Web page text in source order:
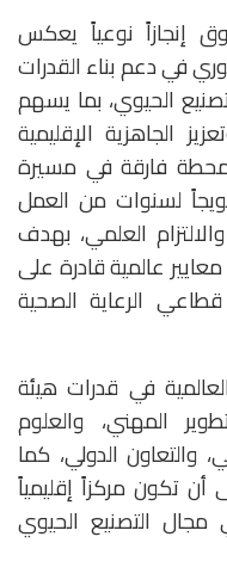
إنجازاً نوعياً يعكس
في دعم بناء القدرات
الحيوي، بما يسهم
الجاهزية الإقليمية
محطة فارقة في مسيرة
لسنوات من العمل
العلمي، بهدف
عالمية قادرة على
الرعاية الصحية
في قدرات هيئة
المهني، والعلوم
والتعاون الدولي، كما
تكون مركزاً إقليمياً
مجال التصنيع الحيوي